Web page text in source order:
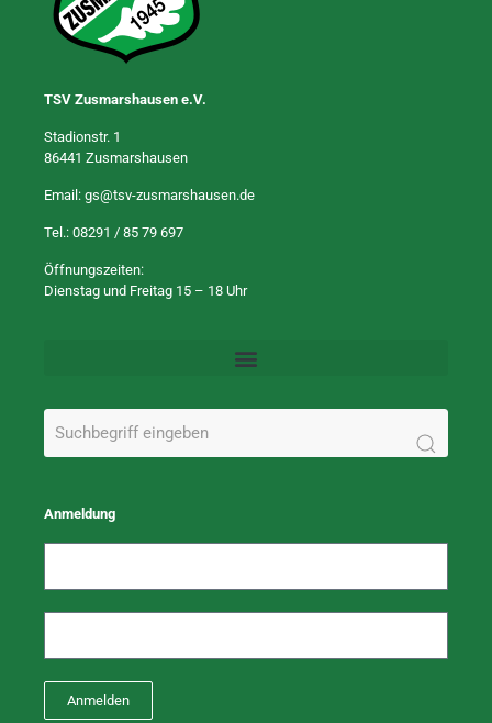
TSV Zusmarshausen e.V.
Stadionstr. 1
86441 Zusmarshausen
Email: gs@tsv-zusmarshausen.de
Tel.: 08291 / 85 79 697
Öffnungszeiten:
Dienstag und Freitag 15 – 18 Uhr
Anmeldung
Anmelden